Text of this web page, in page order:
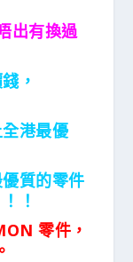
出有換過
，
港最優
質的零件
！
零件，